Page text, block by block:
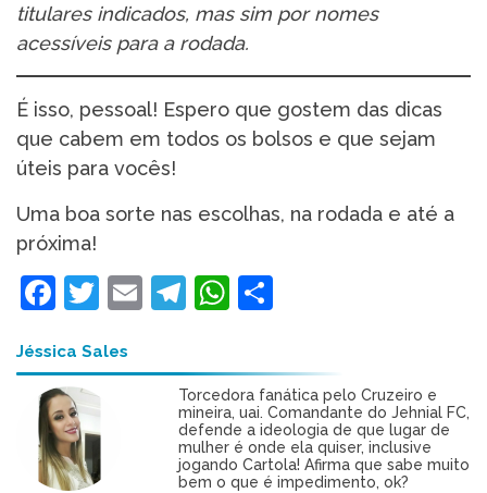
titulares indicados, mas sim por nomes
acessíveis para a rodada.
É isso, pessoal! Espero que gostem das dicas
que cabem em todos os bolsos e que sejam
úteis para vocês!
Uma boa sorte nas escolhas, na rodada e até a
próxima!
Facebook
Twitter
EmailTelegram
WhatsApp
Jéssica Sales
Torcedora fanática pelo Cruzeiro e
mineira, uai. Comandante do Jehnial FC,
defende a ideologia de que lugar de
mulher é onde ela quiser, inclusive
jogando Cartola! Afirma que sabe muito
bem o que é impedimento, ok?